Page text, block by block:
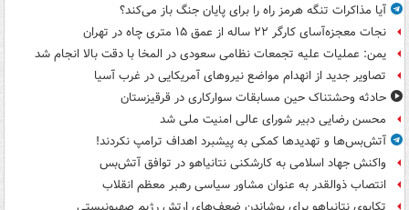
آیا مذاکرات تنگه هرمز راه را برای پایان جنگ باز می‌کند؟
نجات معجزه‌آسای کارگر ۲۲ ساله از عمق ۱۵ متری چاه در تهران
یمن: عملیات علیه تجمعات نظامی سعودی در المخا با دقت بالا انجام شد
تصاویر جدید از انهدام مواضع نیروهای آمریکایی در غرب آسیا
حادثه وحشتناک حین مسابقات سوارکاری در قرقیزستان
محسن رضایی دبیر شورای عالی امنیت ملی شد
آتش‌بس‌ها و تهدیدها کمکی به پیشبرد اهداف ترامپ نکردند!
واکنش جهاد اسلامی به کارشکنی نتانیاهو در توافق آتش‌بس
انتصاب ذوالقدر به عنوان مشاور سیاسی رهبر معظم انقلاب
تکاپوی نتانیاهو برای پوشاندن ضعف‌های ارتش رژیم صهیونیستی